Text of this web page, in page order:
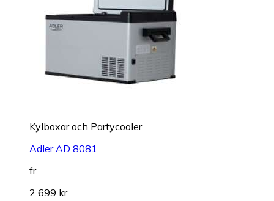
Kylboxar och Partycooler
Adler AD 8081
fr.
2 699 kr